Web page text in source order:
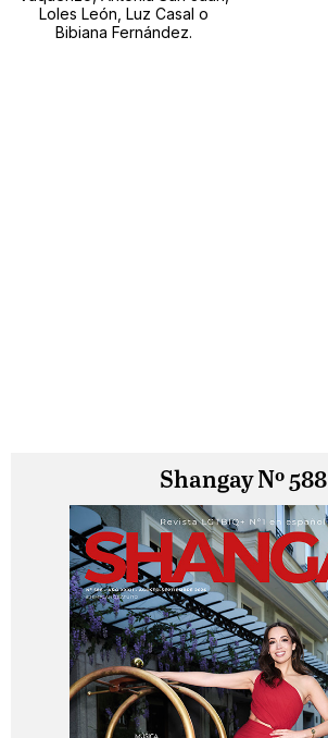
Loles León, Luz Casal o
Bibiana Fernández.
Shangay Nº 588